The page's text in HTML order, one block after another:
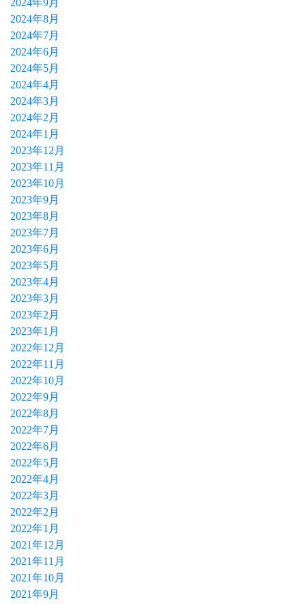
2024年9月
2024年8月
2024年7月
2024年6月
2024年5月
2024年4月
2024年3月
2024年2月
2024年1月
2023年12月
2023年11月
2023年10月
2023年9月
2023年8月
2023年7月
2023年6月
2023年5月
2023年4月
2023年3月
2023年2月
2023年1月
2022年12月
2022年11月
2022年10月
2022年9月
2022年8月
2022年7月
2022年6月
2022年5月
2022年4月
2022年3月
2022年2月
2022年1月
2021年12月
2021年11月
2021年10月
2021年9月